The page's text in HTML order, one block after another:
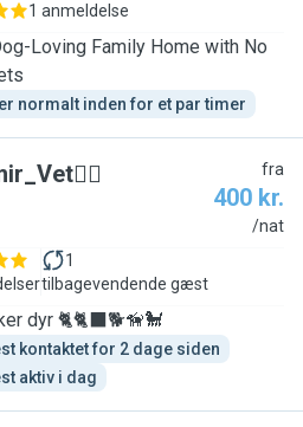
1 anmeldelse
Loving Family Home with No
normalt inden for et par timer
fra
400 kr.
/nat
1
tilbagevendende gæst
dyr 🐈🐈‍⬛🐕🦮🐩
kontaktet for 2 dage siden
aktiv i dag